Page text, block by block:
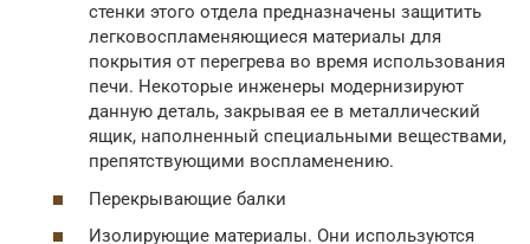
стенки этого отдела предназначены защитить
легковоспламеняющиеся материалы для
покрытия от перегрева во время использования
печи. Некоторые инженеры модернизируют
данную деталь, закрывая ее в металлический
ящик, наполненный специальными веществами,
препятствующими воспламенению.
Перекрывающие балки
Изолирующие материалы. Они используются